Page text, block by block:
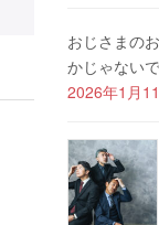
おじさまの
かじゃない
2026年1月